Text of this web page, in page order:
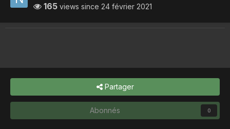
165 views since 24 février 2021
Partager
Abonnés 0